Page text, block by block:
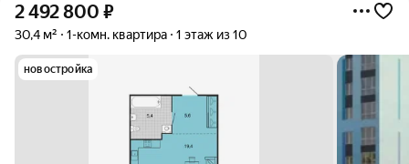
2 492 800 ₽
30,4 м² 1-комн. квартира 1 этаж из 10
новостройка